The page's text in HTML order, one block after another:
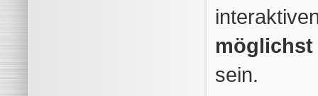
möglichst
sein.